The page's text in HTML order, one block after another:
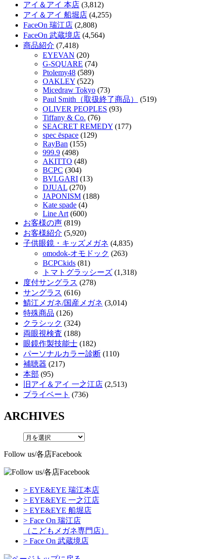
アイ＆アイ 本店 (3,812)
アイ＆アイ 船堀店 (4,255)
FaceOn 瑞江店 (2,808)
FaceOn 武蔵境店 (4,564)
商品紹介 (7,418)
EYEVAN (20)
G-SQUARE (74)
Ptolemy48 (589)
OAKLEY (522)
Micedraw Tokyo (73)
Paul Smith（取扱終了商品）
(519)
OLIVER PEOPLES (93)
Tiffany & Co. (76)
SEACRET REMEDY (177)
spec ēspace (129)
RayBan (155)
999.9 (498)
AKITTO (48)
BCPC (304)
BVLGARI (13)
DJUAL (270)
JAPONISM (188)
Kate spade (4)
Line Art (600)
お客様の声 (819)
お客様紹介 (5,920)
子供眼鏡・キッズメガネ (4,835)
omodok-オモドック (263)
BCPCkids (81)
トマトグラッシーズ (1,318)
度付サングラス (278)
サングラス (616)
鯖江メガネ/国産メガネ (3,014)
特殊商品 (126)
クラシック (324)
両眼視検査 (188)
眼鏡作製技能士 (182)
パーソナルカラー診断 (110)
補聴器 (217)
本部 (95)
旧アイ＆アイ 一之江店 (2,513)
プライベート (736)
ARCHIVES
Follow us/各店Facebook
> EYE&EYE 瑞江本店
> EYE&EYE 一之江店
> EYE&EYE 船堀店
> Face On 瑞江店
（こどもメガネ専門店）
> Face On 武蔵境店